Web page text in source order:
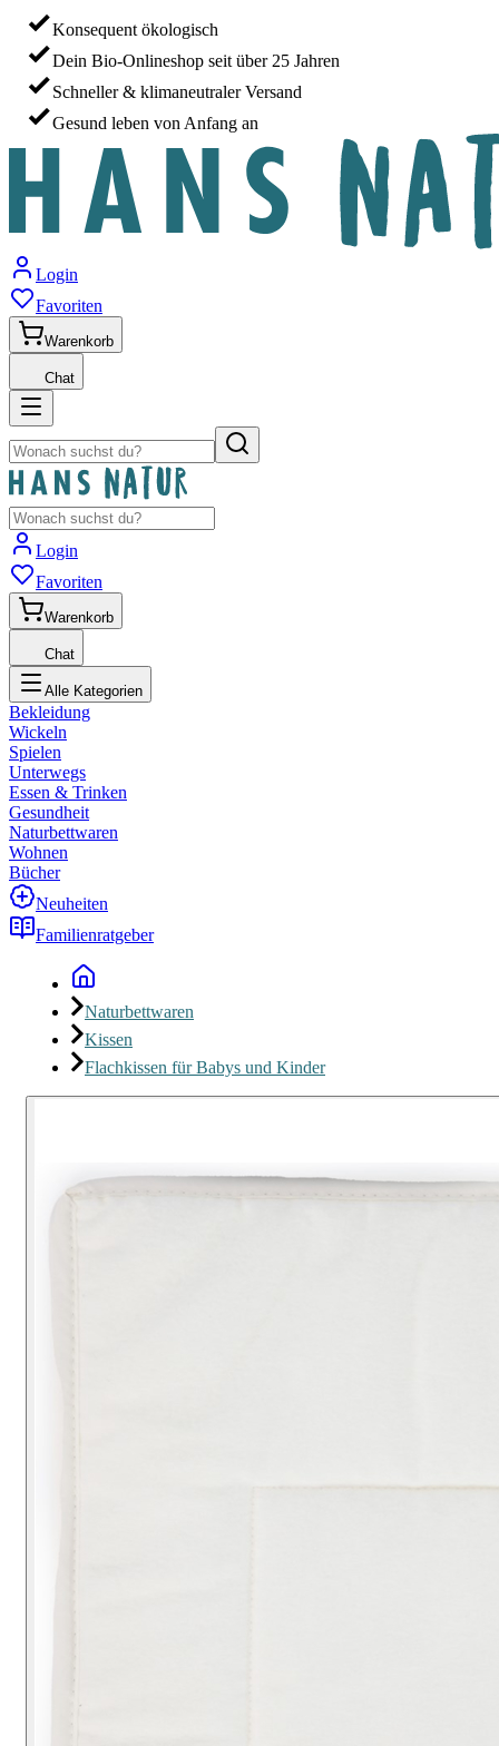
Konsequent ökologisch
Dein Bio-Onlineshop seit über 25 Jahren
Schneller & klimaneutraler Versand
Gesund leben von Anfang an
Login
Favoriten
Warenkorb
Chat
Login
Favoriten
Warenkorb
Chat
Alle Kategorien
Bekleidung
Wickeln
Spielen
Unterwegs
Essen & Trinken
Gesundheit
Naturbettwaren
Wohnen
Bücher
Neuheiten
Familienratgeber
Naturbettwaren
Kissen
Flachkissen für Babys und Kinder